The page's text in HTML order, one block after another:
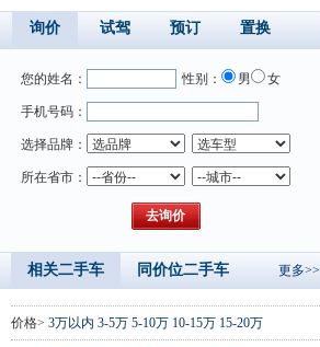
询价 试驾 预订 置换
您的姓名： 性别： 男 女
手机号码：
选择品牌：
所在省市：
相关二手车 同价位二手车 更多>>
价格> 3万以内 3-5万 5-10万 10-15万 15-20万